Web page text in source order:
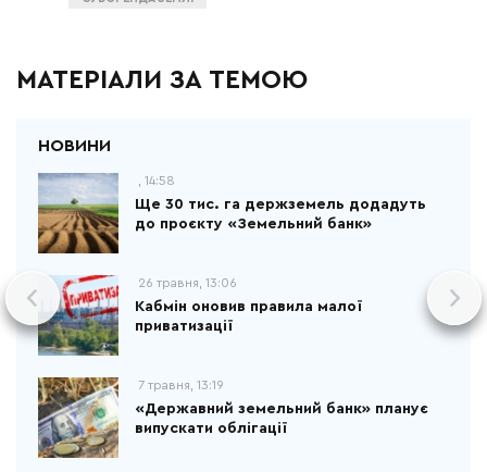
МАТЕРІАЛИ ЗА ТЕМОЮ
, 14:58
Ще 30 тис. га держземель додадуть
до проєкту «Земельний банк»
26 травня, 13:06
Кабмін оновив правила малої
приватизації
7 травня, 13:19
«Державний земельний банк» планує
випускати облігації